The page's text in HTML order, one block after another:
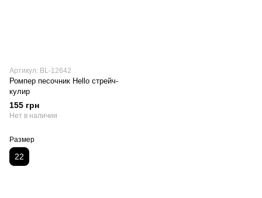
Артикул: BL-12642
Ромпер песочник Hello стрейч-
кулир
155 грн
Нет в наличии
Размер
22